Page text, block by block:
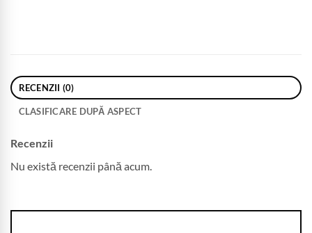
RECENZII (0)
CLASIFICARE DUPĂ ASPECT
Recenzii
Nu există recenzii până acum.